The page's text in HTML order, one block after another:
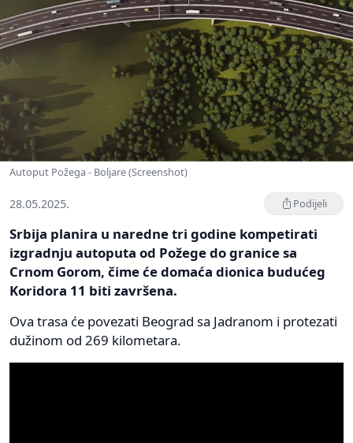
Autoput Požega - Boljare (Screenshot)
28.05.2025. Podijeli
Srbija planira u naredne tri godine kompetirati
izgradnju autoputa od Požege do granice sa
Crnom Gorom, čime će domaća dionica budućeg
Koridora 11 biti završena.
Ova trasa će povezati Beograd sa Jadranom i protezati
dužinom od 269 kilometara.